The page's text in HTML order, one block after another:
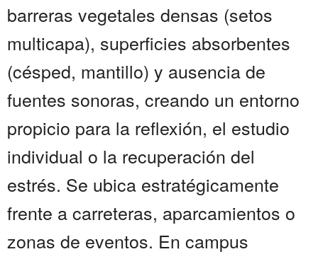
barreras vegetales densas (setos
multicapa), superficies absorbentes
(césped, mantillo) y ausencia de
fuentes sonoras, creando un entorno
propicio para la reflexión, el estudio
individual o la recuperación del
estrés. Se ubica estratégicamente
frente a carreteras, aparcamientos o
zonas de eventos. En campus